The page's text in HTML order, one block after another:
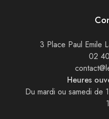
3 Place Paul Emile
02
Heures
Du mardi ou samedi de